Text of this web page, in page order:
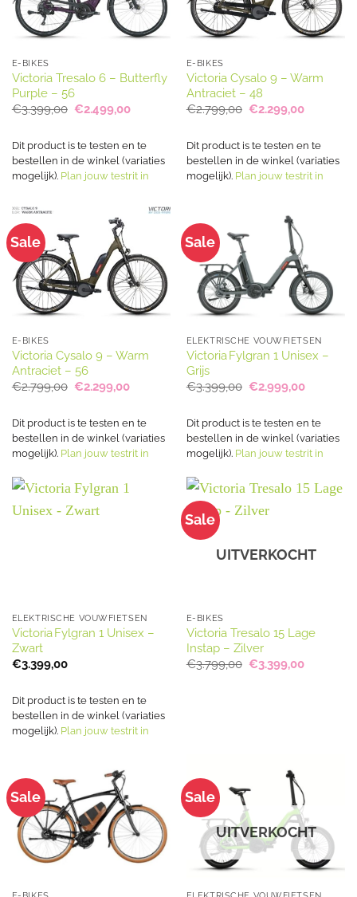
E-BIKES
Victoria Tresalo 6 – Butterfly
Purple – 56
€3.399,00 Oorspronkelijke
€3.399,00.
€2.499,00Huidige
€2.499,00.
Dit product is te testen en te
bestellen in de winkel (variaties
mogelijk). Plan jouw testrit in
E-BIKES
Victoria Cysalo 9 – Warm
Antraciet – 48
€2.799,00 Oorspronkelijke
€2.799,00.
€2.299,00Huidige
Dit product is te testen en te
bestellen in de winkel (variaties
mogelijk). Plan jouw testrit in
Sale
E-BIKES
Victoria Cysalo 9 – Warm
Antraciet – 56
€2.799,00 Oorspronkelijke
€2.799,00.
€2.299,00Huidige
€2.299,00.
Dit product is te testen en te
bestellen in de winkel (variaties
mogelijk). Plan jouw testrit in
Sale
ELEKTRISCHE VOUWFIETSEN
Victoria Fylgran 1 Unisex –
Grijs
€3.399,00 Oorspronkelijke
€3.399,00.
€2.999,00Huidige
Dit product is te testen en te
bestellen in de winkel (variaties
mogelijk). Plan jouw testrit in
ELEKTRISCHE VOUWFIETSEN
Victoria Fylgran 1 Unisex –
Zwart
€3.399,00
Dit product is te testen en te
bestellen in de winkel (variaties
mogelijk). Plan jouw testrit in
Sale
UITVERKOCHT
E-BIKES
Victoria Tresalo 15 Lage
Instap – Zilver
€3.799,00 Oorspronkelijke
€3.399,00Huidige
Sale Sale
UITVERKOCHT